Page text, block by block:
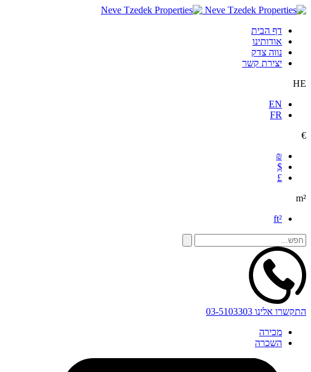
דף הבית
אודותינו
נווה צדק
יצירת קשר
HE
EN
FR
€
₪
$
£
m²
ft²
התקשרו אלינו 03-5103303
מכירה
השכרה